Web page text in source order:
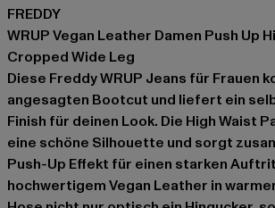
FREDDY
WRUP Vegan Leather Damen Push Up
Cropped Wide Leg
Diese Freddy WRUP Jeans für Frauen
angesagten Bootcut und liefert ein
Finish für deinen Look. Die High Waist
eine schöne Silhouette und sorgt
Push-Up Effekt für einen starken
hochwertigem Vegan Leather in